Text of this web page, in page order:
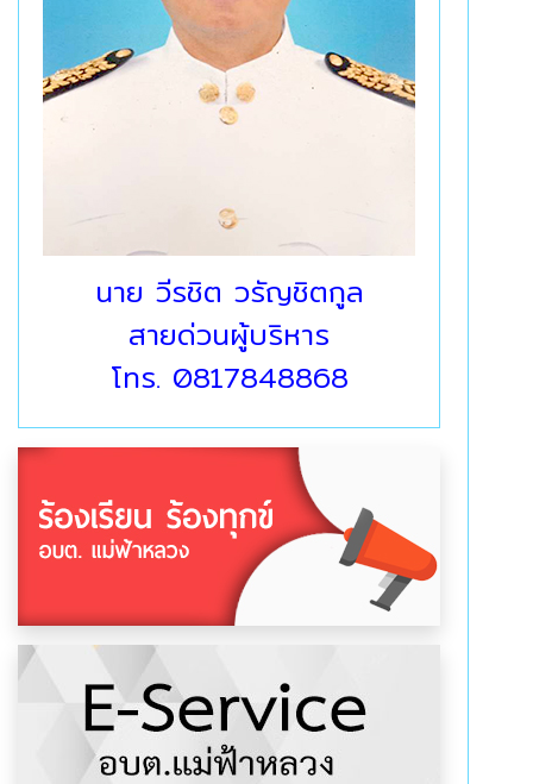
นาย วีรชิต วรัญชิตกูล
สายด่วนผู้บริหาร
โทร. 0817848868